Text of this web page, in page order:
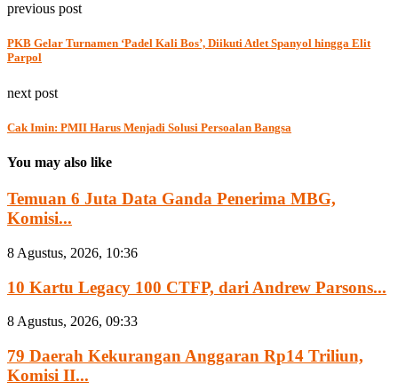
previous post
PKB Gelar Turnamen ‘Padel Kali Bos’, Diikuti Atlet Spanyol hingga Elit
Parpol
next post
Cak Imin: PMII Harus Menjadi Solusi Persoalan Bangsa
You may also like
Temuan 6 Juta Data Ganda Penerima MBG,
Komisi...
8 Agustus, 2026, 10:36
10 Kartu Legacy 100 CTFP, dari Andrew Parsons...
8 Agustus, 2026, 09:33
79 Daerah Kekurangan Anggaran Rp14 Triliun,
Komisi II...